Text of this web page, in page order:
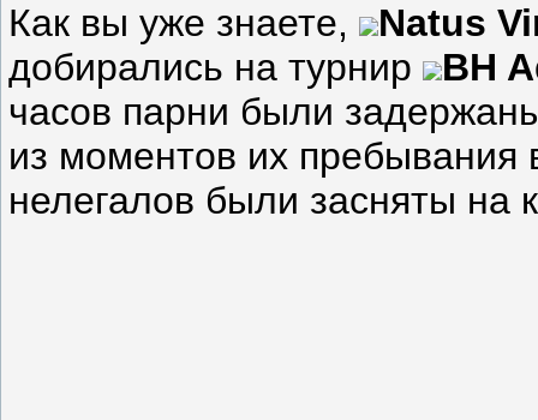
Как вы уже знаете,
Natus
добирались на турнир
BH
часов парни были
из моментов их пребывания
нелегалов были засняты на